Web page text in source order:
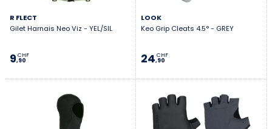
R FLECT
Gilet Harnais Neo Viz - YEL/SIL
9,90
CHF
LOOK
Keo Grip Cleats 4.5° - GREY
24,90
CHF